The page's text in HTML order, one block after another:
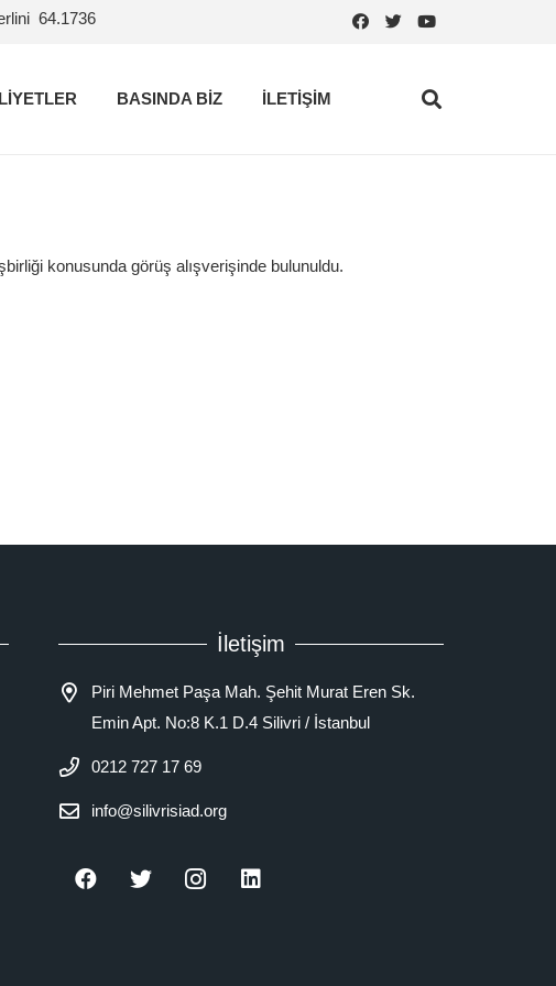
64.1736
BASINDA BİZ İLETİŞİM
konusunda görüş alışverişinde bulunuldu.
İletişim
Piri Mehmet Paşa Mah. Şehit Murat Eren Sk.
Emin Apt. No:8 K.1 D.4 Silivri / İstanbul
0212 727 17 69
info@silivrisiad.org